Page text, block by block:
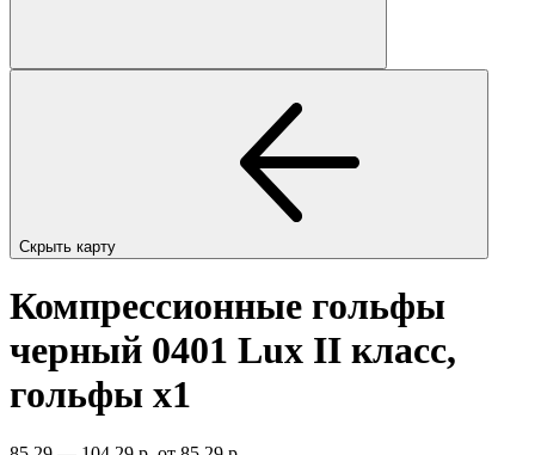
Скрыть карту
Компрессионные гольфы
черный 0401 Lux II класс,
гольфы x1